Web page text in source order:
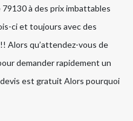
79130 à des prix imbattables
ci et toujours avec des
Alors qu’attendez-vous de
demander rapidement un
est gratuit Alors pourquoi